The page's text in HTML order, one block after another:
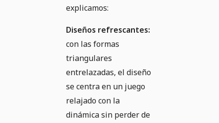
explicamos:
Diseños refrescantes:
con las formas
triangulares
entrelazadas, el diseño
se centra en un juego
relajado con la
dinámica sin perder de